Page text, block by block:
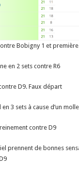
Bobigny 1 et première
en 2 sets contre R6
D9. Faux départ
en 3 sets à cause d’un
contre D9
prennent de bonnes